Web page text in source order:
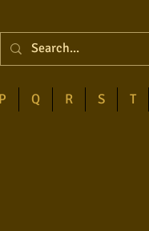
P Q R S T